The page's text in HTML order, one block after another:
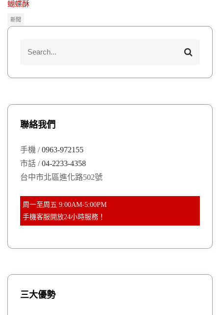
蝴蝶酥
新聞
f
:
S
r
聯絡我們
手機 /0963-972155
市話 /04-2233-4358
台中市北區進化路502號
周一至周五 9:00AM-5:00PM
手機客服開放24小時服務！
三大優勢